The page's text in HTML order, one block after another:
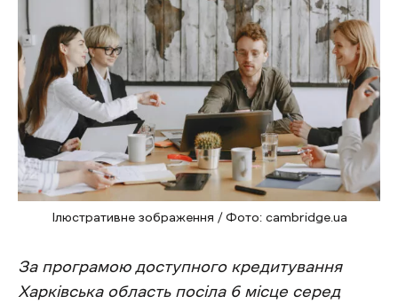
Ілюстративне зображення / Фото: cambridge.ua
За програмою доступного кредитування
Харківська область посіла 6 місце серед